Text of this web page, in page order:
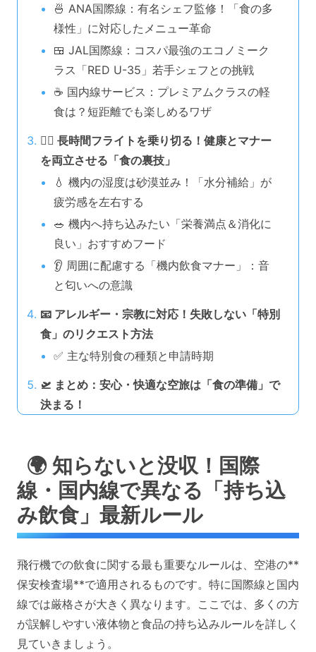
🍜 ANA国際線：有名シェフ監修！「食の多
様性」に対応したメニュー革命
🍱 JAL国際線：コスパ最強のエコノミーク
ラス「RED U-35」若手シェフとの挑戦
☕ 国内線サービス：プレミアムクラスの軽
食は？短距離でも楽しめるワザ
🧘‍♀️ 長時間フライトを乗り切る！健康とマナー
を両立させる「食の裏技」
💧 機内の湿度は砂漠並み！「水分補給」が
疲労感を左右する
🥗 機内へ持ち込みたい「栄養満点＆消化に
良い」おすすめフード
👂 周囲に配慮する「機内飲食マナー」：音
と匂いへの意識
📧 アレルギー・宗教に対応！失敗しない「特別
食」のリクエスト方法
✅ 主な特別食の種類と申請時期
🛫 まとめ：安心・快適な空旅は「食の準備」で
決まる！
🌍 知らないと没収！国際
線・国内線で異なる「持ち込
み飲食」最新ルール
飛行機での飲食に関する最も重要なルールは、空港の**
保安検査場**で適用されるものです。特に国際線と国内
線では厳格さが大きく異なります。ここでは、多くの方
が誤解しやすい液体物と食品の持ち込みルールを詳しく
見ていきましょう。